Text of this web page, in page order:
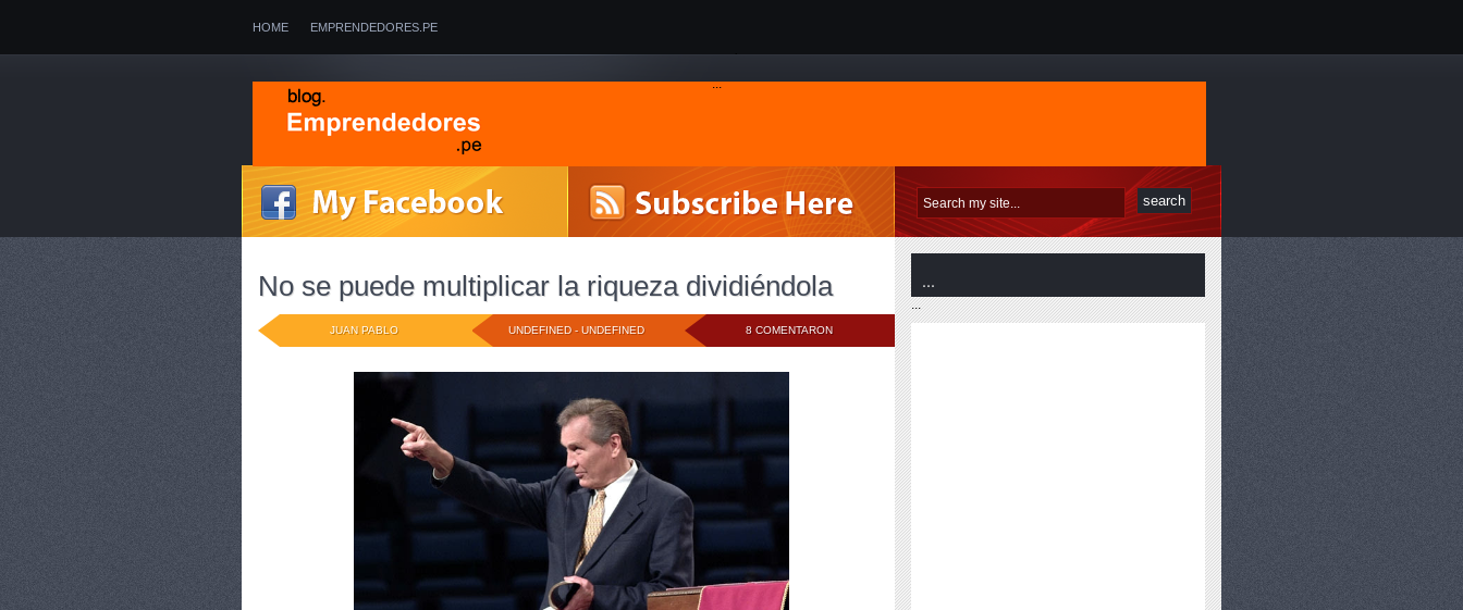
HOME EMPRENDEDORES.PE
SUSCRIBEME
ENTRADAS
COMENTARIOS
MAS LEIDOS
ZRII UN ESQUEMA PIRAMIDAL QUE DISTORCIONA LA VERDAD ¿ZRII? UNA ESTAFA MULTINIVEL MISMO ESQUEMA PONZI
EL CANCER DE TODO EMPRENDEDOR Y DE LA SOCIEDAD: LA FORMACIÓN Y LOS COMERCIALES
A PROPÓSITO DE LA NUEVA LEY DE BENEFICIOS LABORALES: EL PROBLEMA DE LOS EMPLEADOS Y SUS BENEFICIOS
PUBLICIDAD ENGAÑOSA: NOKIA, KFC Y ZRII ENTRE OTRAS ¿CUÁNTO VALE UNA IDEA DE NEGOCIO? ¿QUÉ ES SER EMPRENDEDOR?
LIBROS RECOMENDADOS
EL CUADRANTE DEL FLUJO DEL DINERO HISTORIA DEL TAHUANTINSUYU IDEAS OPUESTAS, SOLUCIONES CREATIVAS
...
No se puede multiplicar la riqueza dividiéndola
8 COMENTARON
UNDEFINED -UNDEFINED
JUAN PABLO
...
...